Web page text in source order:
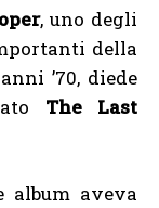
, uno degli
della
’70, diede
The Last
album aveva